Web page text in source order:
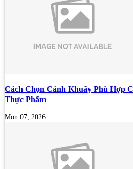
Cách Chọn Cánh Khuấy Phù Hợp
Thực Phẩm
Mon 07, 2026